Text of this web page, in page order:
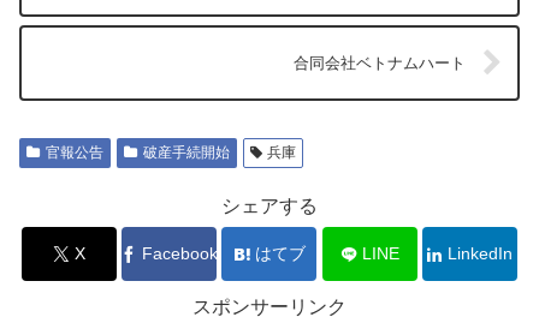
合同会社ベトナムハート
官報公告 破産手続開始 兵庫
シェアする
X Facebook はてブ LINE LinkedIn
スポンサーリンク